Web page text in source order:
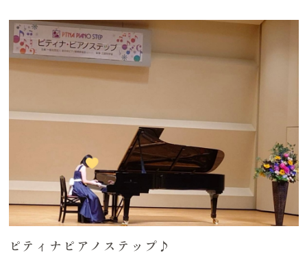
ピティナピアノステップ♪